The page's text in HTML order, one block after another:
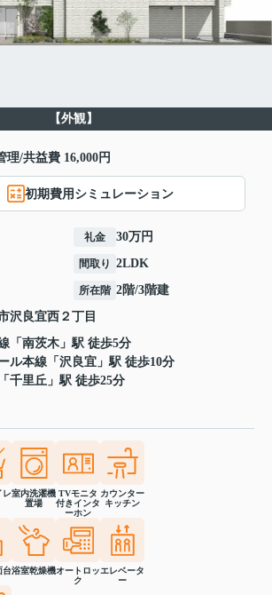
【外観】
/共益費 16,000円
初期費用シミュレーション
礼金 30万円
間取り 2LDK
所在階 2階/3階建
沢良宜西 ２丁目
「 南茨木 」駅 徒歩5分
ル本線 「 沢良宜 」駅 徒歩10分
「 千里丘 」駅 徒歩25分
レ室内洗濯機
置場
TVモニタ
付きインタ
ーホン
カウンター
キッチン
台浴室乾燥機オートロッ
ク
エレベータ
ー